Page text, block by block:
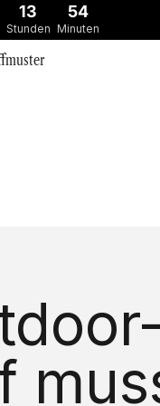
13
Stunden
54
Minuten